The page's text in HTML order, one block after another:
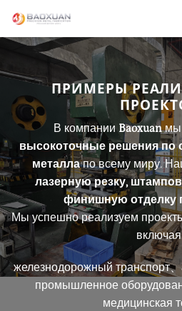
content
ПРИМЕРЫ
В компании Baoxuanмы
высокоточные решения по
металлапо всему миру.
лазерную резку,
финишную отделку
Мы успешно реализуем
железнодорожный транспорт
промышленное
медицинская